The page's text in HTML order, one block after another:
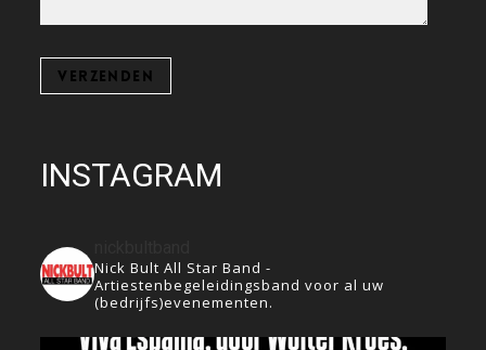
INSTAGRAM
Nick Bult All Star Band -
Artiestenbegeleidingsband voor al uw
(bedrijfs)evenementen.